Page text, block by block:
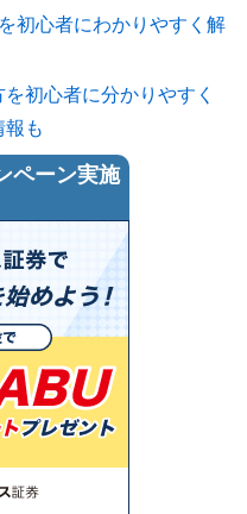
初心者にわかりやすく解
初心者に分かりやすく
も
ペーン実施